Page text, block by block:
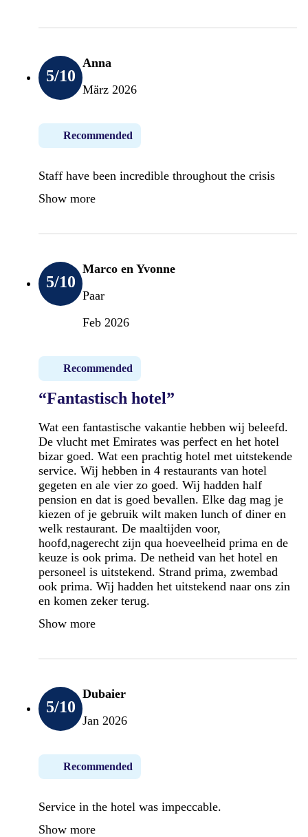
5/10
Anna
März 2026
Recommended
Staff have been incredible throughout the crisis
Show more
5/10
Marco en Yvonne
Paar
Feb 2026
Recommended
“Fantastisch hotel”
Wat een fantastische vakantie hebben wij beleefd.
De vlucht met Emirates was perfect en het hotel
bizar goed. Wat een prachtig hotel met uitstekende
service. Wij hebben in 4 restaurants van hotel
gegeten en ale vier zo goed. Wij hadden half
pension en dat is goed bevallen. Elke dag mag je
kiezen of je gebruik wilt maken lunch of diner en
welk restaurant. De maaltijden voor,
hoofd,nagerecht zijn qua hoeveelheid prima en de
keuze is ook prima. De netheid van het hotel en
personeel is uitstekend. Strand prima, zwembad
ook prima. Wij hadden het uitstekend naar ons zin
en komen zeker terug.
Show more
5/10
Dubaier
Jan 2026
Recommended
Service in the hotel was impeccable.
Show more